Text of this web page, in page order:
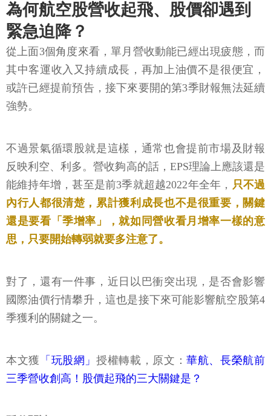
為何航空股營收起飛、股價卻遇到
緊急迫降？
從上面3個角度來看，單月營收動能已經出現疲態，而
其中客運收入又持續成長，再加上油價不是很便宜，
或許已經提前預告，接下來要開的第3季財報無法延續
強勢。
不過景氣循環股就是這樣，通常也會提前市場及財報
反映利空、利多。營收夠高的話，EPS理論上應該還是
能維持年增，甚至是前3季就超越2022年全年， 只不過
內行人都很清楚，累計獲利成長也不是很重要，關鍵
還是要看「季增率」，就如同營收看月增率一樣的意
思，只要開始轉弱就要多注意了。
對了，還有一件事，近日以巴衝突出現，是否會影響
國際油價行情攀升，這也是接下來可能影響航空股第4
季獲利的關鍵之一。
本文獲 「玩股網」授權轉載，原文：華航、長榮航前
三季營收創高！股價起飛的三大關鍵是？